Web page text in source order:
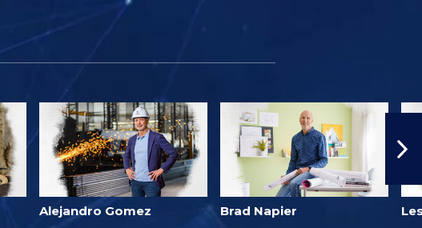
Alejandro Gomez Brad Napier